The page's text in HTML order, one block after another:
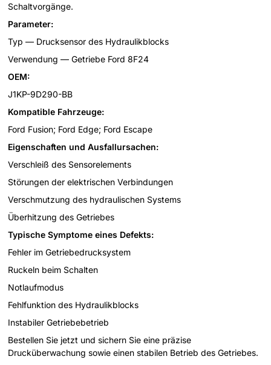
Schaltvorgänge.
Parameter:
Typ — Drucksensor des Hydraulikblocks
Verwendung — Getriebe Ford 8F24
OEM:
J1KP-9D290-BB
Kompatible Fahrzeuge:
Ford Fusion; Ford Edge; Ford Escape
Eigenschaften und Ausfallursachen:
Verschleiß des Sensorelements
Störungen der elektrischen Verbindungen
Verschmutzung des hydraulischen Systems
Überhitzung des Getriebes
Typische Symptome eines Defekts:
Fehler im Getriebedrucksystem
Ruckeln beim Schalten
Notlaufmodus
Fehlfunktion des Hydraulikblocks
Instabiler Getriebebetrieb
Bestellen Sie jetzt und sichern Sie eine präzise
Drucküberwachung sowie einen stabilen Betrieb des Getriebes.